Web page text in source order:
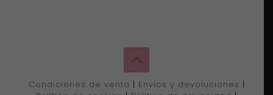
Condiciones de venta | Envíos y devoluciones |